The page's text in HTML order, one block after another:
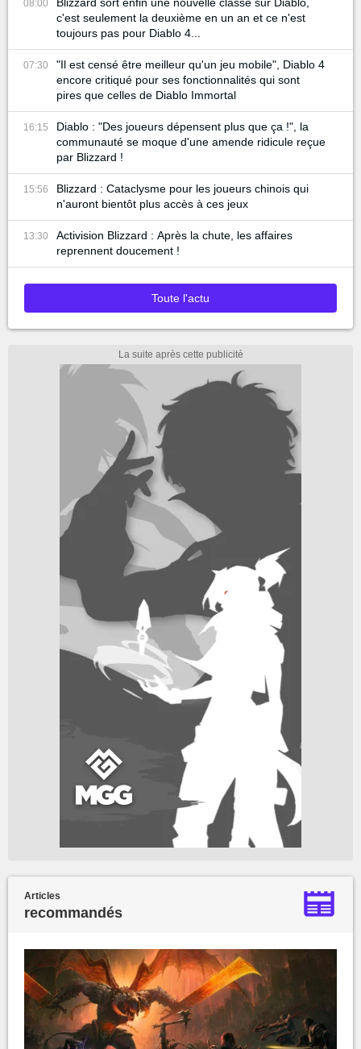
08:00
Blizzard sort enfin une nouvelle classe sur Diablo,
c'est seulement la deuxième en un an et ce n'est
toujours pas pour Diablo 4...
07:30
"Il est censé être meilleur qu'un jeu mobile", Diablo 4
encore critiqué pour ses fonctionnalités qui sont
pires que celles de Diablo Immortal
16:15
Diablo : "Des joueurs dépensent plus que ça !", la
communauté se moque d'une amende ridicule reçue
par Blizzard !
15:56
Blizzard : Cataclysme pour les joueurs chinois qui
n'auront bientôt plus accès à ces jeux
13:30
Activision Blizzard : Après la chute, les affaires
reprennent doucement !
Toute l'actu
Articles
recommandés